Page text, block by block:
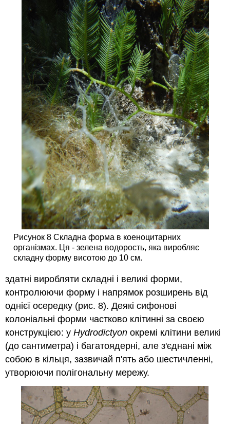
Рисунок 8 Складна форма в коеноцитарних
організмах. Ця - зелена водорость, яка виробляє
складну форму висотою до 10 см.
здатні виробляти складні і великі форми,
контролюючи форму і напрямок розширень від
однієї осередку (рис. 8). Деякі сифонові
колоніальні форми частково клітинні за своєю
конструкцією: уHydrodictyon окремі клітини великі
(до сантиметра) і багатоядерні, але з'єднані між
собою в кільця, зазвичай п'ять або шестичленні,
утворюючи полігональну мережу.